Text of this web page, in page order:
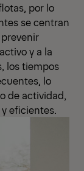
por lo
se centran
y a la
los tiempos
lo
de actividad,
eficientes.